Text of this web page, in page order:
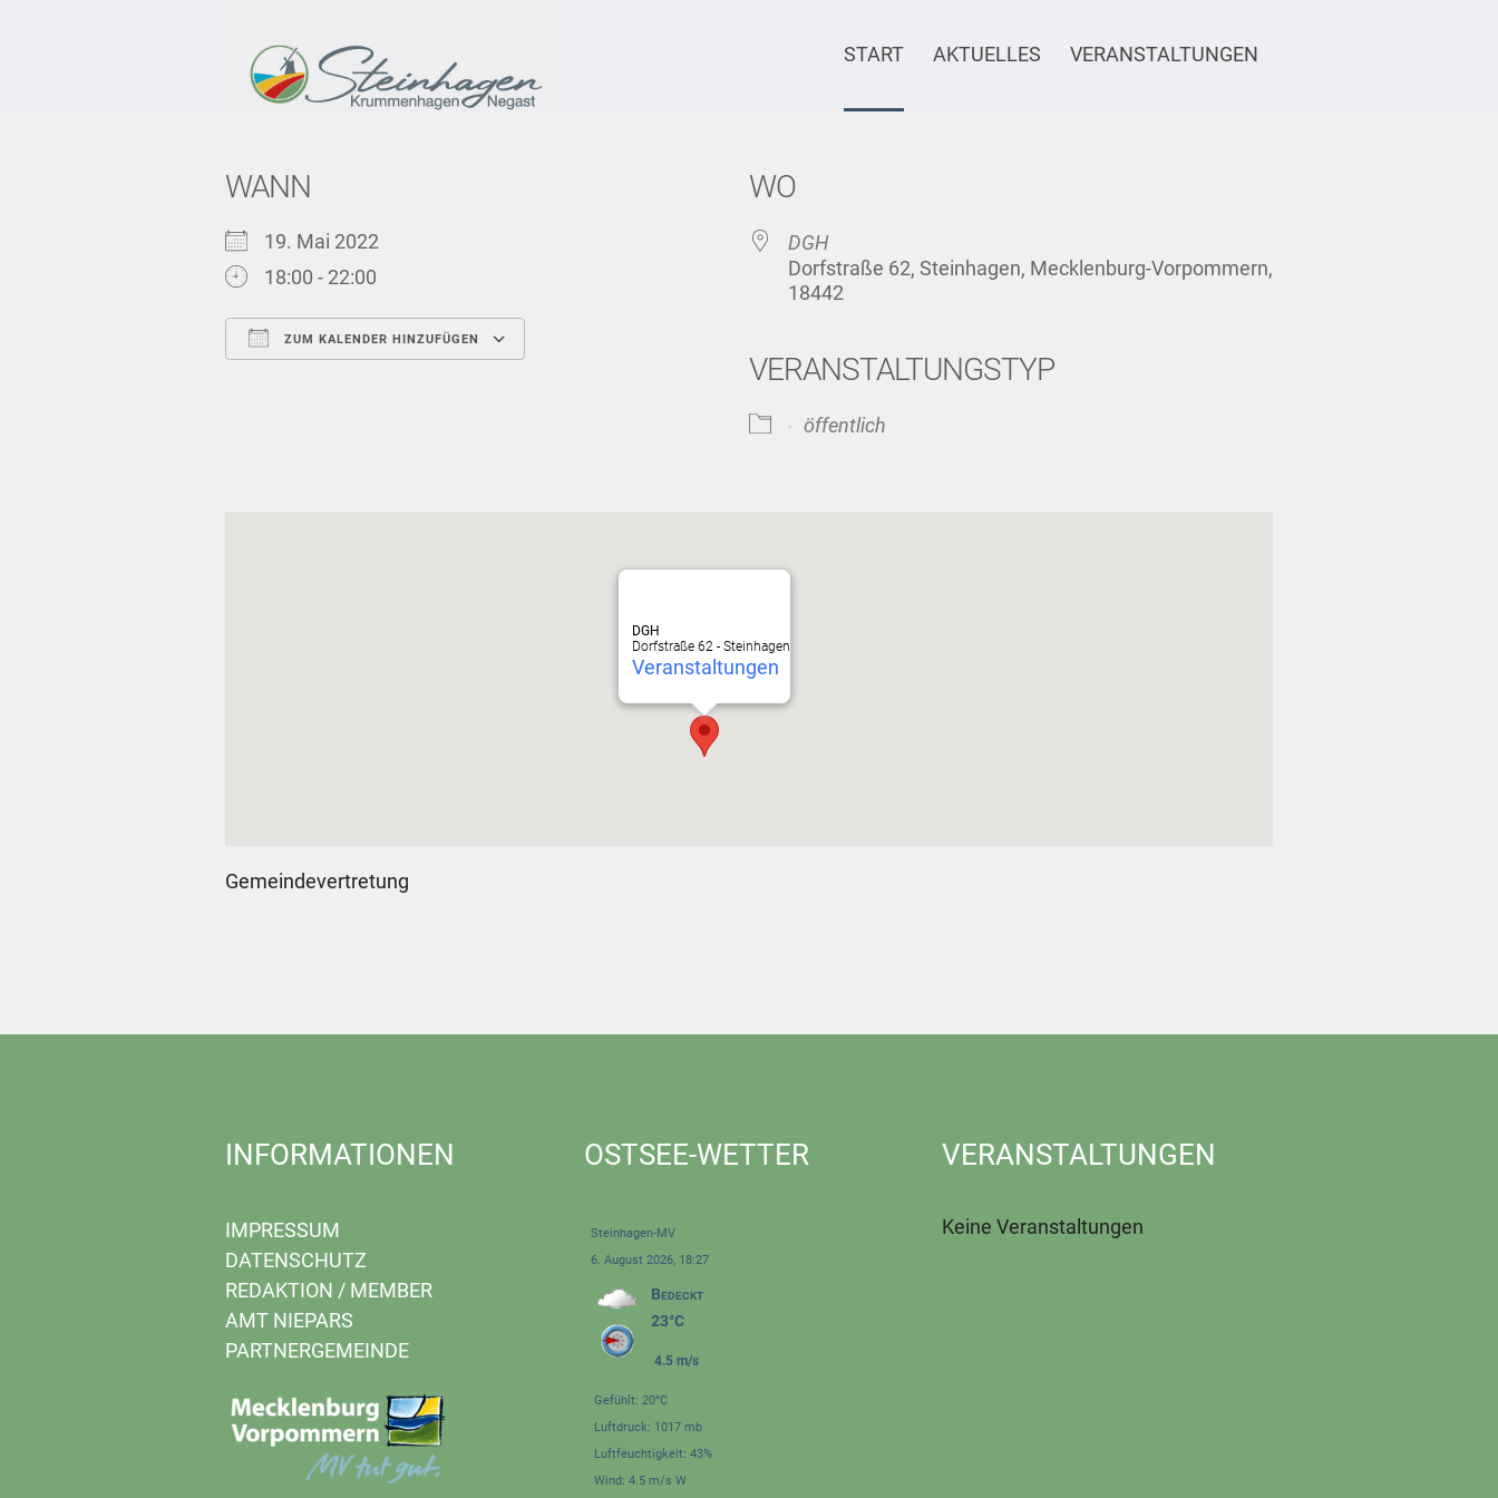
START AKTUELLES VERANSTALTUNGEN
WANN
19. Mai 2022
18:00 - 22:00
ZUM KALENDER HINZUFÜGEN
iCalendar
WO
DGH
Dorfstraße 62, Steinhagen, Mecklenburg-Vorpommern,
18442
VERANSTALTUNGSTYP
öffentlich
DGH
Dorfstraße 62 - Steinhagen
Veranstaltungen
Gemeindevertretung
INFORMATIONEN
IMPRESSUM
DATENSCHUTZ
REDAKTION / MEMBER
AMT NIEPARS
PARTNERGEMEINDE
OSTSEE-WETTER
Steinhagen-MV
6. August 2026, 18:27
Bedeckt
23°C
4.5 m/s
Gefühlt: 20°C
Luftdruck: 1017 mb
Luftfeuchtigkeit: 43%
Wind: 4.5 m/s W
VERANSTALTUNGEN
Keine Veranstaltungen